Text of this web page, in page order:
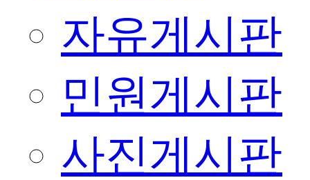
자유게시판
민원게시판
사진게시판